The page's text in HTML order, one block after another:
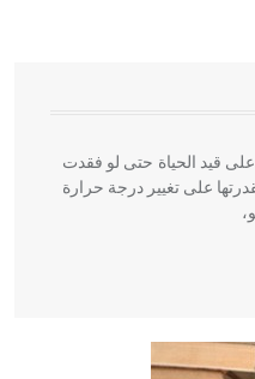
ومصر خاصة، حيث يحرص
في الواجهات
على قيد الحياة حتى لو فقدت
على تغيير درجة حرارة
أربعة مؤلفات هي:
في جروح الرأس. ويعود